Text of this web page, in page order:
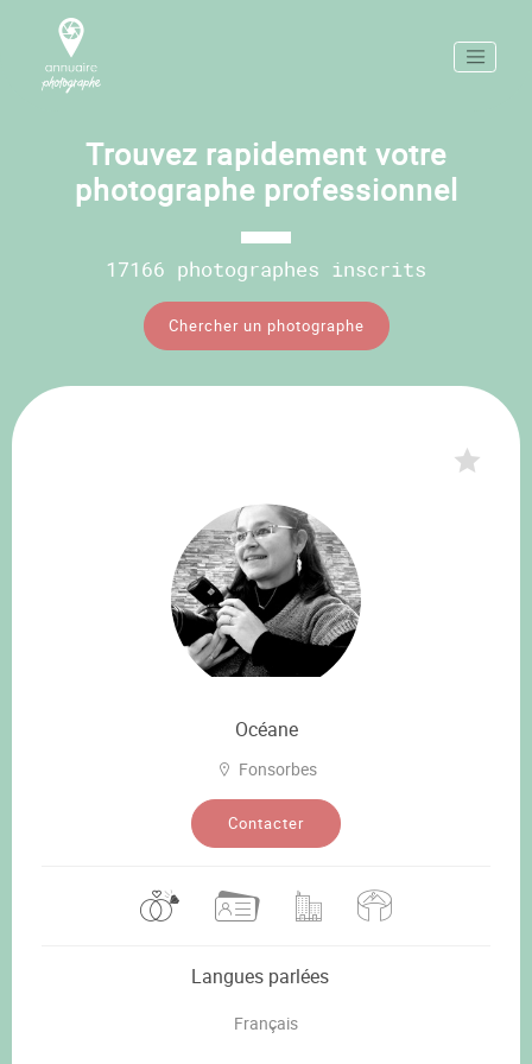
Trouvez rapidement votre
photographe professionnel
17166 photographes inscrits
Chercher un photographe
Océane
Fonsorbes
Contacter
Langues parlées
Français